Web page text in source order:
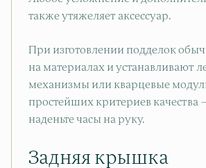
также утяжеляет аксессуар.
При изготовлении подделок
на материалах и устанавливают
механизмы или кварцевые
простейших критериев качества
наденьте часы на руку.
Задняя крышка